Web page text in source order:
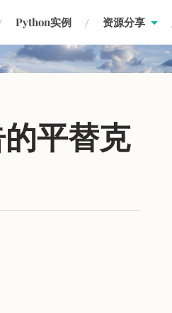
Python实例 资源分享
平替克